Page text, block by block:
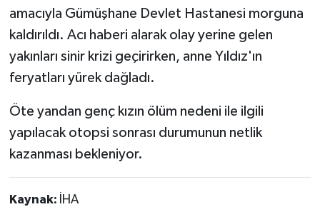
amacıyla Gümüşhane Devlet Hastanesi morguna
kaldırıldı. Acı haberi alarak olay yerine gelen
yakınları sinir krizi geçirirken, anne Yıldız'ın
feryatları yürek dağladı.
Öte yandan genç kızın ölüm nedeni ile ilgili
yapılacak otopsi sonrası durumunun netlik
kazanması bekleniyor.
Kaynak: İHA